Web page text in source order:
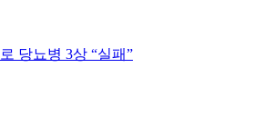
당뇨병 3상 “실패”